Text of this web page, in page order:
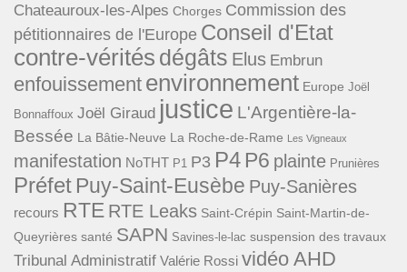
Chateauroux-les-Alpes Chorges Commission des
pétitionnaires de l'Europe Conseil d'Etat
contre-vérités dégâts Elus Embrun
enfouissement environnement Europe Joël
Bonnaffoux Joël Giraud justice L'Argentière-la-
Bessée La Bâtie-Neuve La Roche-de-Rame Les Vigneaux
manifestation NoTHT P1 P3 P4 P6 plainte Prunières
Préfet Puy-Saint-Eusèbe Puy-Sanières
recours RTE RTE Leaks Saint-Crépin Saint-Martin-de-
Queyrières santé SAPN Savines-le-lac suspension des travaux
Tribunal Administratif Valérie Rossi vidéo AHD